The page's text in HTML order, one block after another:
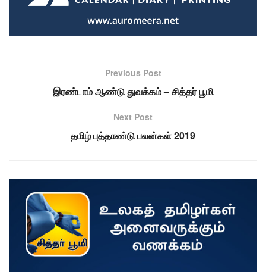
Previous Post
இரண்டாம் ஆண்டு துவக்கம் – சித்தர் பூமி
Next Post
தமிழ் புத்தாண்டு பலன்கள் 2019